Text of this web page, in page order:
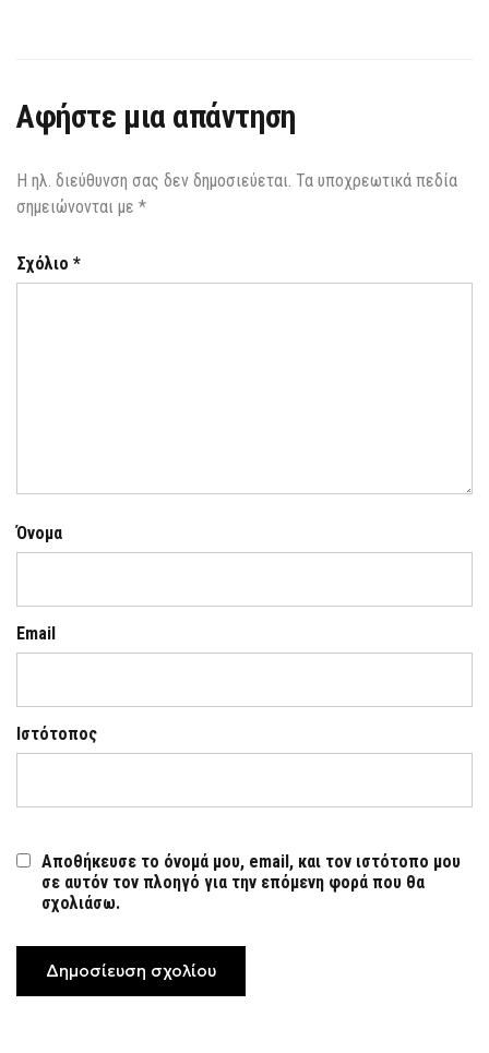
Αφήστε μια απάντηση
Η ηλ. διεύθυνση σας δεν δημοσιεύεται. Τα υποχρεωτικά πεδία
σημειώνονται με *
Σχόλιο *
Όνομα
Email
Ιστότοπος
Αποθήκευσε το όνομά μου, email, και τον ιστότοπο μου
σε αυτόν τον πλοηγό για την επόμενη φορά που θα
σχολιάσω.